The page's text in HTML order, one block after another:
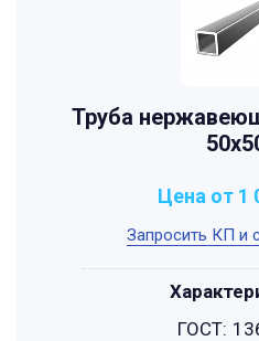
Труба
Запросить КП и
Цена от 1
ГОСТ: